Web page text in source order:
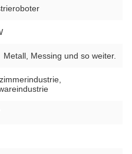
Metall, Messing und so weiter.